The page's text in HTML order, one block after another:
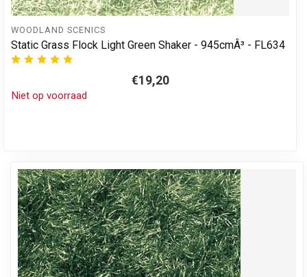
WOODLAND SCENICS
Static Grass Flock Light Green Shaker - 945cmÂ³ - FL634
€19,20
Niet op voorraad